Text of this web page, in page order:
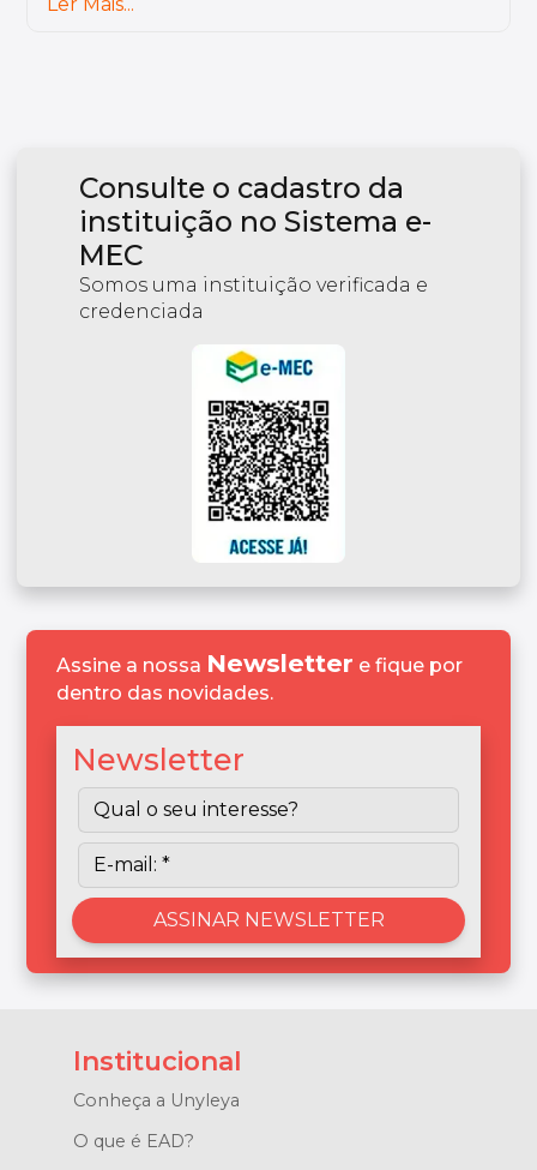
Consulte o cadastro da
instituição no Sistema e-
MEC
Somos uma instituição verificada e
credenciada
Assine a nossa Newsletter e fique por
dentro das novidades.
Newsletter
Institucional
Conheça a Unyleya
O que é EAD?